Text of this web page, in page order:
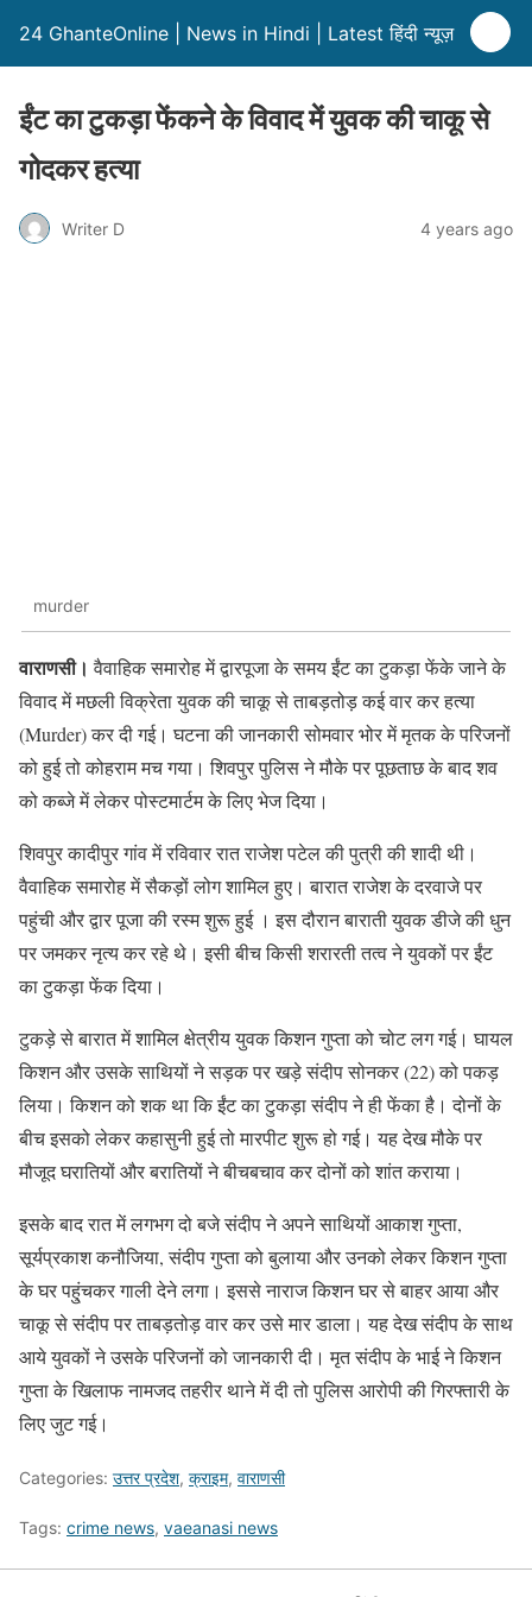
24 GhanteOnline | News in Hindi | Latest हिंदी न्यूज़
ईंट का टुकड़ा फेंकने के विवाद में युवक की चाकू से
गोदकर हत्या
Writer D 4 years ago
murder
वाराणसी। वैवाहिक समारोह में द्वारपूजा के समय ईंट का टुकड़ा फेंके जाने के
विवाद में मछली विक्रेता युवक की चाकू से ताबड़तोड़ कई वार कर हत्या
(Murder) कर दी गई। घटना की जानकारी सोमवार भोर में मृतक के परिजनों
को हुई तो कोहराम मच गया। शिवपुर पुलिस ने मौके पर पूछताछ के बाद शव
को कब्जे में लेकर पोस्टमार्टम के लिए भेज दिया।
शिवपुर कादीपुर गांव में रविवार रात राजेश पटेल की पुत्री की शादी थी।
वैवाहिक समारोह में सैकड़ों लोग शामिल हुए। बारात राजेश के दरवाजे पर
पहुंची और द्वार पूजा की रस्म शुरू हुई । इस दौरान बाराती युवक डीजे की धुन
पर जमकर नृत्य कर रहे थे। इसी बीच किसी शरारती तत्व ने युवकों पर ईंट
का टुकड़ा फेंक दिया।
टुकड़े से बारात में शामिल क्षेत्रीय युवक किशन गुप्ता को चोट लग गई। घायल
किशन और उसके साथियों ने सड़क पर खड़े संदीप सोनकर (22) को पकड़
लिया। किशन को शक था कि ईंट का टुकड़ा संदीप ने ही फेंका है। दोनों के
बीच इसको लेकर कहासुनी हुई तो मारपीट शुरू हो गई। यह देख मौके पर
मौजूद घरातियों और बरातियों ने बीचबचाव कर दोनों को शांत कराया।
इसके बाद रात में लगभग दो बजे संदीप ने अपने साथियों आकाश गुप्ता,
सूर्यप्रकाश कनौजिया, संदीप गुप्ता को बुलाया और उनको लेकर किशन गुप्ता
के घर पहु्ंचकर गाली देने लगा। इससे नाराज किशन घर से बाहर आया और
चाकू से संदीप पर ताबड़तोड़ वार कर उसे मार डाला। यह देख संदीप के साथ
आये युवकों ने उसके परिजनों को जानकारी दी। मृत संदीप के भाई ने किशन
गुप्ता के खिलाफ नामजद तहरीर थाने में दी तो पुलिस आरोपी की गिरफ्तारी के
लिए जुट गई।
Categories: उत्तर प्रदेश, क्राइम, वाराणसी
Tags: crime news, vaeanasi news